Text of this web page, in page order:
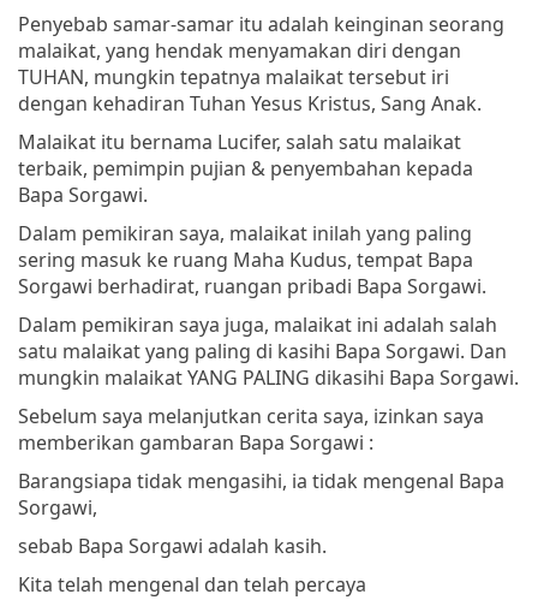
Penyebab samar-samar itu adalah keinginan seorang
malaikat, yang hendak menyamakan diri dengan
TUHAN, mungkin tepatnya malaikat tersebut iri
dengan kehadiran Tuhan Yesus Kristus, Sang Anak.
Malaikat itu bernama Lucifer, salah satu malaikat
terbaik, pemimpin pujian & penyembahan kepada
Bapa Sorgawi.
Dalam pemikiran saya, malaikat inilah yang paling
sering masuk ke ruang Maha Kudus, tempat Bapa
Sorgawi berhadirat, ruangan pribadi Bapa Sorgawi.
Dalam pemikiran saya juga, malaikat ini adalah salah
satu malaikat yang paling di kasihi Bapa Sorgawi. Dan
mungkin malaikat YANG PALING dikasihi Bapa Sorgawi.
Sebelum saya melanjutkan cerita saya, izinkan saya
memberikan gambaran Bapa Sorgawi :
Barangsiapa tidak mengasihi, ia tidak mengenal Bapa
Sorgawi,
sebab Bapa Sorgawi adalah kasih.
Kita telah mengenal dan telah percaya